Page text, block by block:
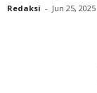
Redaksi - Jun 25, 2025